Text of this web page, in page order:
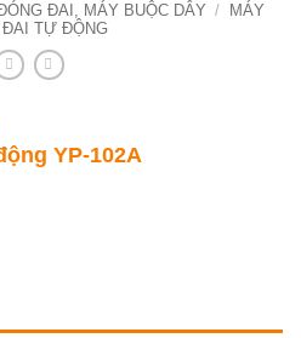
ĐAI, MÁY BUỘC DÂY /
MÁY
TỰ ĐỘNG
YP-102A